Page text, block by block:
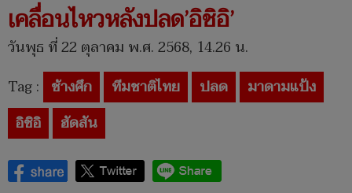
เคลื่อนไหวหลังปลด’อิชิอิ’
วันพุธ ที่ 22 ตุลาคม พ.ศ. 2568, 14.26 น.
Tag : ช้างศึก ทีมชาติไทย ปลด
มาดามแป้ง
อิชิอิ
ฮัดสัน